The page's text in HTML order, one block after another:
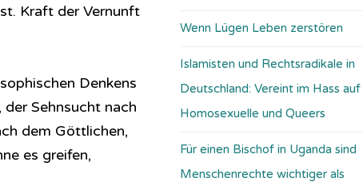
Kraft der Vernunft
Denkens
Sehnsucht nach
dem Göttlichen,
es greifen,
Wenn Lügen Leben zerstören
Islamisten und Rechtsradikale in
Deutschland: Vereint im Hass auf
Homosexuelle und Queers
Für einen Bischof in Uganda sind
Menschenrechte wichtiger als